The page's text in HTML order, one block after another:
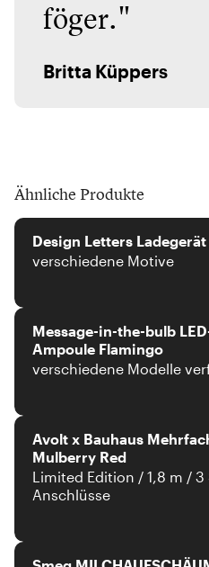
föger."
Britta Küppers
Ähnliche Produkte
Design Letters Ladegerät
verschiedene Motive
Message-in-the-bulb
Ampoule Flamingo
verschiedene Modelle
Avolt x Bauhaus
Mulberry Red
Limited Edition / 1,8 m / 3
Anschlüsse